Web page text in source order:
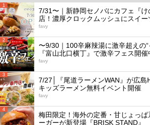
1
7/31〜｜新静岡セノバにカフェ『け
店！濃厚クロックムッシュにスイー
favy
2
〜9/30｜100辛麻辣湯に激辛超えの“
『富山北口横丁』で激辛フェス開催
favy
3
7/27│『尾道ラーメンWAN』が広島
キッズラーメン無料イベント開催
favy
4
梅田限定！海外の定番・甘じょっ
ーガーが新登場『BRISK STAND』